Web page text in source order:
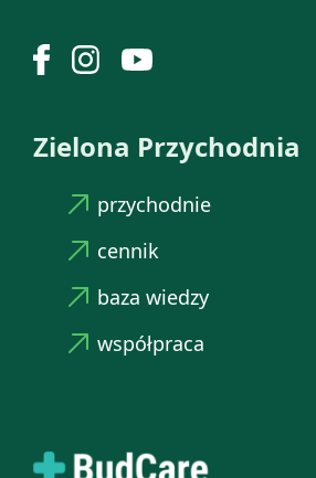
Zielona Przychodnia
przychodnie
cennik
baza wiedzy
współpraca